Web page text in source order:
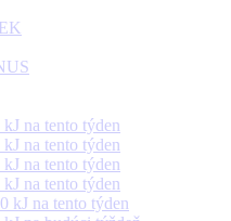
na tento týden
na tento týden
na tento týden
na tento týden
kJ na tento týden